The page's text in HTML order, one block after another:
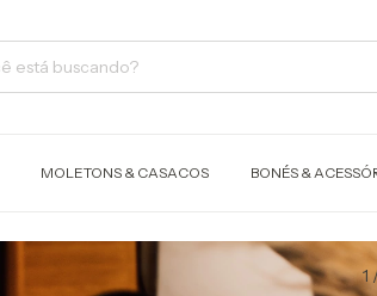
MOLETONS & CASACOS BONÉS &
1